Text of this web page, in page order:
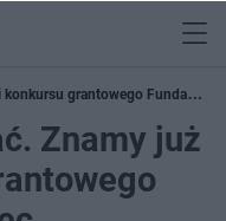
konkursu grantowego Fundacji
Znamy już